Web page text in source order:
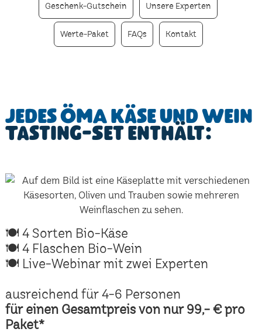
Geschenk-Gutschein Unsere Experten
Werte-Paket FAQs Kontakt
Jedes ÖMA Käse und Wein
Tasting-Set enthält:
🍽 4 Sorten Bio-Käse
🍽 4 Flaschen Bio-Wein
🍽 Live-Webinar mit zwei Experten
ausreichend für 4-6 Personen
für einen Gesamtpreis von nur 99,- € pro
Paket*